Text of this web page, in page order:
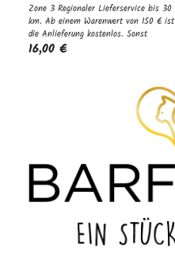
Zone 3 Regionaler Lieferservice bis 30
km. Ab einem Warenwert von 150 € ist
die Anlieferung kostenlos. Sonst
16,00 €